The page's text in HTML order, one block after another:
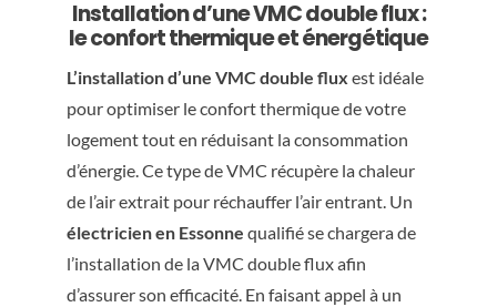
Installation d’une VMC double flux :
le confort thermique et énergétique
L’installation d’une VMC double flux est idéale
pour optimiser le confort thermique de votre
logement tout en réduisant la consommation
d’énergie. Ce type de VMC récupère la chaleur
de l’air extrait pour réchauffer l’air entrant. Un
électricien en Essonne qualifié se chargera de
l’installation de la VMC double flux afin
d’assurer son efficacité. En faisant appel à un